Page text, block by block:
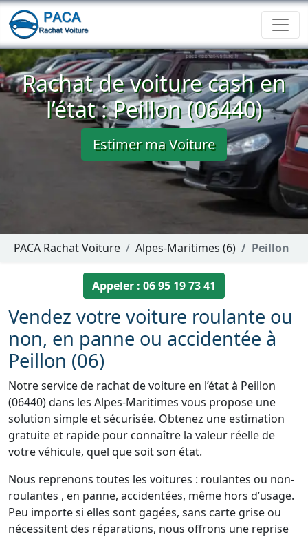
Rachat de voiture cash en
l’état : Peillon (06440)
Estimer ma Voiture
PACA Rachat Voiture Alpes-Maritimes (6) Peillon
Appeler : 06 95 19 73 41
Vendez votre voiture roulante ou
non, en panne ou accidentée à
Peillon (06)
Notre service de rachat de voiture en l’état à Peillon
(06440) dans les Alpes-Maritimes vous propose une
solution simple et sécurisée. Obtenez une estimation
gratuite et rapide pour connaître la valeur réelle de
votre véhicule, quel que soit son état.
Nous reprenons toutes les voitures : roulantes ou non-
roulantes , en panne, accidentées, même hors d’usage.
Peu importe si elles sont gagées, sans carte grise ou
nécessitent des réparations, nous offrons une reprise